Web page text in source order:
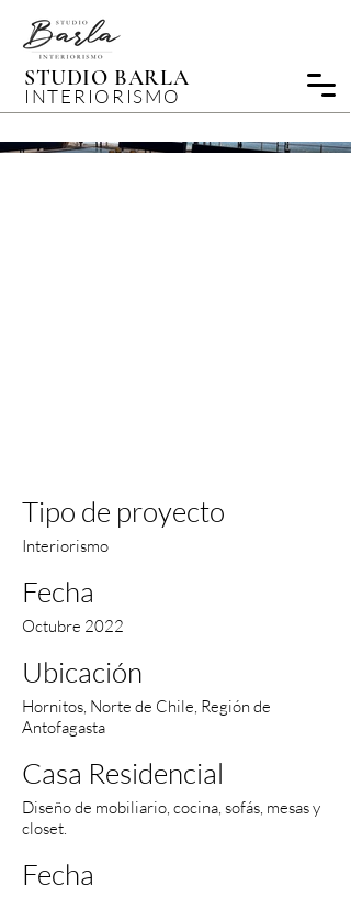
STUDIO BARLA
INTERIORISMO
Tipo de proyecto
Interiorismo
Fecha
Octubre 2022
Ubicación
Hornitos, Norte de Chile, Región de
Antofagasta
Casa Residencial
Diseño de mobiliario, cocina, sofás, mesas y
closet.
Fecha